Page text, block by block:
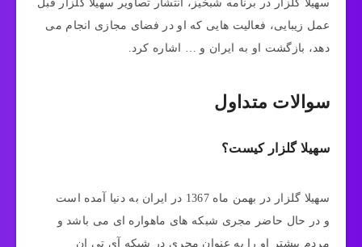
سهیلا گلزار در برنامه شبخیز، انتشار تصاویر سهیلا گلزار قبل
عمل زیبایی، فعالیت هایی که او در فضای مجازی انجام می
دهد، بازگشت او به ایران و … اشاره کرد.
سوالات متداول
سهیلا گلزار کیست؟
سهیلا گلزار در بهمن ماه 1367 در ایران به دنیا آمده است
و در حال حاضر مجری شبکه های ماهواره ای می باشد و
مردم بیشتر او را به عنوان مجری در شبکه آی تی ان